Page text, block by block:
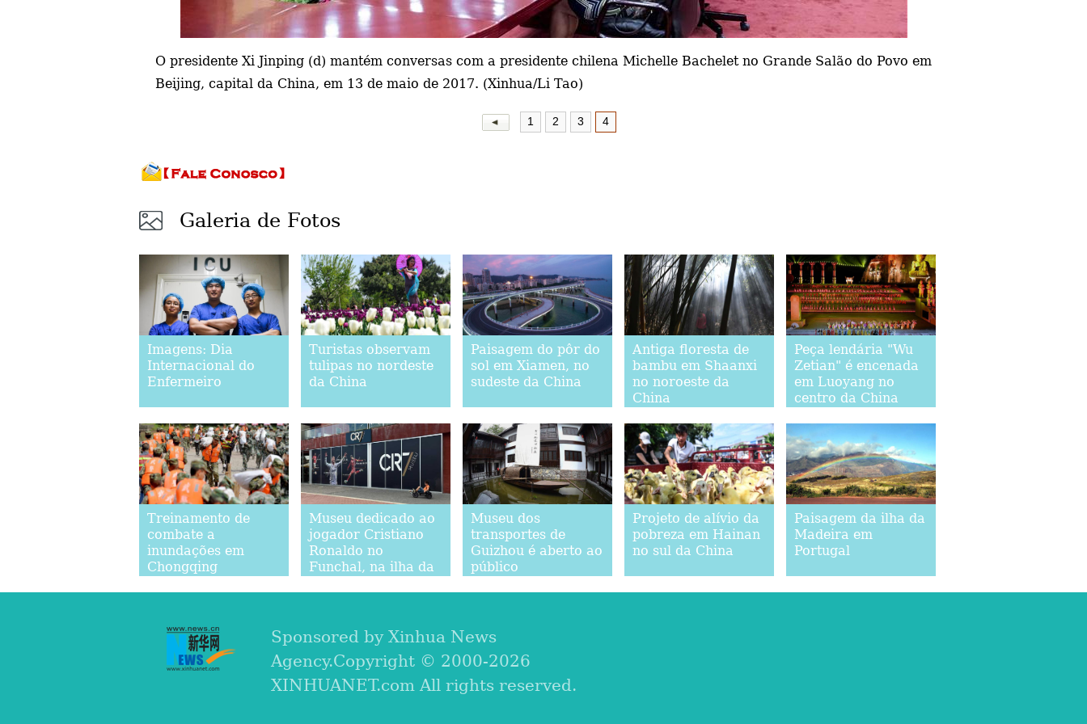
O presidente Xi Jinping (d) mantém conversas com a presidente chilena Michelle Bachelet no Grande Salão do Povo em
Beijing, capital da China, em 13 de maio de 2017. (Xinhua/Li Tao)
1 2 3 4
Galeria de Fotos
Imagens: Dia
Internacional do
Enfermeiro
Turistas observam
tulipas no nordeste
da China
Paisagem do pôr do
sol em Xiamen, no
sudeste da China
Antiga floresta de
bambu em Shaanxi
no noroeste da
China
Peça lendária "Wu
Zetian" é encenada
em Luoyang no
centro da China
Treinamento de
combate a
inundações em
Chongqing
Museu dedicado ao
jogador Cristiano
Ronaldo no
Funchal, na ilha da
Museu dos
transportes de
Guizhou é aberto ao
público
Projeto de alívio da
pobreza em Hainan
no sul da China
Paisagem da ilha da
Madeira em
Portugal
Sponsored by Xinhua News
Agency.Copyright © 2000-2026
XINHUANET.com All rights reserved.